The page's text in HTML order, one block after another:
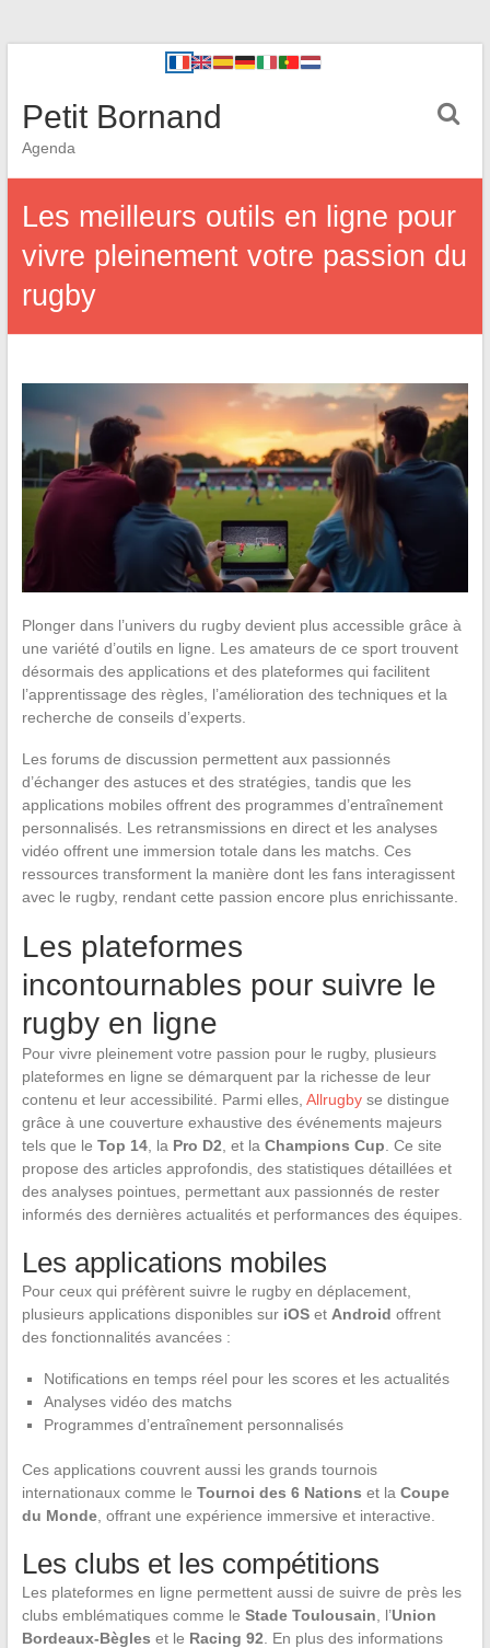
Petit Bornand
Agenda
Les meilleurs outils en ligne pour
vivre pleinement votre passion du
rugby
Plonger dans l’univers du rugby devient plus accessible grâce à
une variété d’outils en ligne. Les amateurs de ce sport trouvent
désormais des applications et des plateformes qui facilitent
l’apprentissage des règles, l’amélioration des techniques et la
recherche de conseils d’experts.
Les forums de discussion permettent aux passionnés
d’échanger des astuces et des stratégies, tandis que les
applications mobiles offrent des programmes d’entraînement
personnalisés. Les retransmissions en direct et les analyses
vidéo offrent une immersion totale dans les matchs. Ces
ressources transforment la manière dont les fans interagissent
avec le rugby, rendant cette passion encore plus enrichissante.
Les plateformes
incontournables pour suivre le
rugby en ligne
Pour vivre pleinement votre passion pour le rugby, plusieurs
plateformes en ligne se démarquent par la richesse de leur
contenu et leur accessibilité. Parmi elles, Allrugbyse distingue
grâce à une couverture exhaustive des événements majeurs
tels que le Top 14, la Pro D2 , et la Champions Cup . Ce site
propose des articles approfondis, des statistiques détaillées et
des analyses pointues, permettant aux passionnés de rester
informés des dernières actualités et performances des équipes.
Les applications mobiles
Pour ceux qui préfèrent suivre le rugby en déplacement,
plusieurs applications disponibles sur iOSet Android offrent
des fonctionnalités avancées :
Notifications en temps réel pour les scores et les actualités
Analyses vidéo des matchs
Programmes d’entraînement personnalisés
Ces applications couvrent aussi les grands tournois
internationaux comme le Tournoi des 6 Nations et la Coupe
du Monde, offrant une expérience immersive et interactive.
Les clubs et les compétitions
Les plateformes en ligne permettent aussi de suivre de près les
clubs emblématiques comme le Stade Toulousain , l’Union
Bordeaux-Bègles et le Racing 92 . En plus des informations